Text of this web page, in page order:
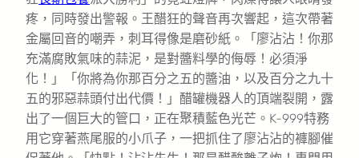
疼，同時發出警報。王醋狂的聲音再次響起，這次帶著
金屬回音的嘲弄，刺耳得像是磨砂紙。「廖沾沾！你那
充滿腐敗氣味的蒜泥，是對醬料學的侮辱！必須淨
化！」「你將為你那百分之五的醬油，以及百分之九十
五的邪惡蒜頭付出代價！」醋罐機器人的頂端裂開，露
出了一個巨大的管口，正在聚積藍色光芒。K-999特務
用它穿著燕尾服的小爪子，一把抓住了廖沾沾的褲腳催